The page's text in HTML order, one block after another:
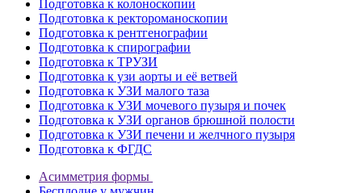
Подготовка к колоноскопии
Подготовка к ректороманоскопии
Подготовка к рентгенографии
Подготовка к спирографии
Подготовка к ТРУЗИ
Подготовка к узи аорты и её ветвей
Подготовка к УЗИ малого таза
Подготовка к УЗИ мочевого пузыря и почек
Подготовка к УЗИ органов брюшной полости
Подготовка к УЗИ печени и желчного пузыря
Подготовка к ФГДС
Асимметрия формы